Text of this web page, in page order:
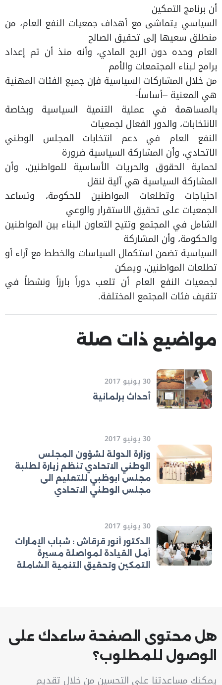
أن برنامج التمكين
السياسي يتماشى مع أهداف جمعيات النفع العام، من
منطلق سعيها إلى تحقيق الصالح
العام وحده دون الربح المادي، وأنه منذ أن تم إعداد
برامج لبناء المجتمعات والأمم
من خلال المشاركات السياسية فإن جميع الفئات المهنية
هي المعنية –أساساً-
بالمساهمة في عملية التنمية السياسية وبخاصة
الانتخابات، والدور الفعال لجمعيات
النفع العام في دعم انتخابات المجلس الوطني
الاتحادي، وأن المشاركة السياسية ضرورة
لحماية الحقوق والحريات الأساسية للمواطنين، وأن
المشاركة السياسية هي آلية لنقل
احتياجات وتطلعات المواطنين للحكومة، وتساعد
الجمعيات على تحقيق الاستقرار والوعي
الشامل في المجتمع وتتيح التعاون البناء بين المواطنين
والحكومة، وأن المشاركة
السياسية تضمن استكمال السياسات والخطط مع آراء أو
تطلعات المواطنين، ويمكن
لجمعيات النفع العام أن تلعب دوراً بارزاً ونشطاً في
تثقيف فئات المجتمع المختلفة.
مواضيع ذات صلة
30 يونيو 2017
أحداث برلمانية
30 يونيو 2017
وزارة الدولة لشؤون المجلس
الوطني الاتحادي تنظم زيارة لطلبة
مجلس ابوظبي للتعليم الى
مجلس الوطني الاتحادي
30 يونيو 2017
الدكتور أنور قرقاش : شباب الإمارات
أمل القيادة لمواصلة مسيرة
التمكين وتحقيق التنمية الشاملة
هل محتوى الصفحة ساعدك على
الوصول للمطلوب؟
يمكنك مساعدتنا على التحسين من خلال تقديم